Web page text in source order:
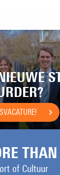
THAN
of Cultuur